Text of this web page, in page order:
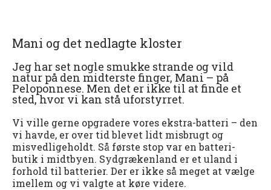
Mani og det nedlagte kloster
Jeg har set nogle smukke strande og vild
natur på den midterste finger, Mani – på
Peloponnese. Men det er ikke til at finde et
sted, hvor vi kan stå uforstyrret.
Vi ville gerne opgradere vores ekstra-batteri – den
vi havde, er over tid blevet lidt misbrugt og
misvedligeholdt. Så første stop var en batteri-
butik i midtbyen. Sydgrækenland er et uland i
forhold til batterier. Der er ikke så meget at vælge
imellem og vi valgte at køre videre.